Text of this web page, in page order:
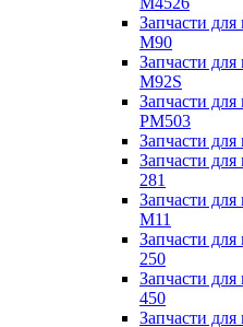
Запчасти
M90
Запчасти
M92S
Запчасти
PM503
Запчасти
Запчасти
281
Запчасти
M11
Запчасти
250
Запчасти
450
Запчасти